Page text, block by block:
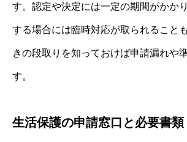
す。認定や決定には一定の期間がかか
する場合には臨時対応が取られること
きの段取りを知っておけば申請漏れや
す。
生活保護の申請窓口と必要書類